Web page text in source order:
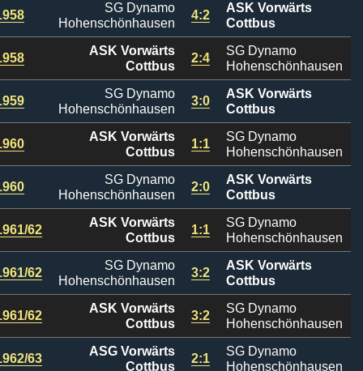
SG Dynamo
Hohenschönhausen
4:2
ASK Vorwärts
Cottbus
ASK Vorwärts
Cottbus
2:4
SG Dynamo
Hohenschönhausen
SG Dynamo
Hohenschönhausen
3:0
ASK Vorwärts
Cottbus
ASK Vorwärts
Cottbus
1:1
SG Dynamo
Hohenschönhausen
SG Dynamo
Hohenschönhausen
2:0
ASK Vorwärts
Cottbus
62
ASK Vorwärts
Cottbus
1:1
SG Dynamo
Hohenschönhausen
62
SG Dynamo
Hohenschönhausen
3:2
ASK Vorwärts
Cottbus
62
ASK Vorwärts
Cottbus
3:2
SG Dynamo
Hohenschönhausen
63
ASG Vorwärts
Cottbus
2:1
SG Dynamo
Hohenschönhausen